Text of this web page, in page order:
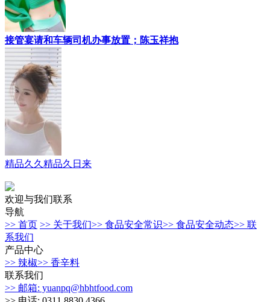
接管宴请和车辆司机办事放置；陈玉祥抱
精品久久精品久日来
欢迎与我们联系
导航
>> 首页 >> 关于我们>> 食品安全常识>> 食品安全动态>> 联
系我们
产品中心
>> 辣椒>> 香辛料
联系我们
>> 邮箱: yuanpq@hbhtfood.com